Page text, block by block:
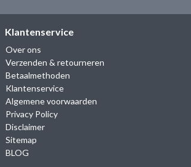
Klantenservice
Over ons
Verzenden & retourneren
Betaalmethoden
Klantenservice
Algemene voorwaarden
Privacy Policy
Disclaimer
Sitemap
BLOG